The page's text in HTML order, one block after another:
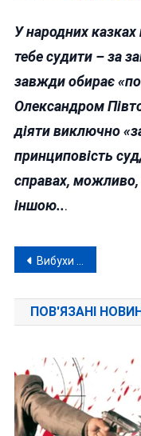
У народних
тебе судити – за
завжди обирає «по
Олександром
діяти виключно
принциповість
справах, можливо,
іншою...
Навігація
записів
Вибухи вночі на Вінниччині: що відомо?
ПОВ'ЯЗАНІ